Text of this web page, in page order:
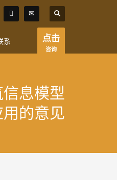
only!
系 点击
咨询
息模型
用的意见